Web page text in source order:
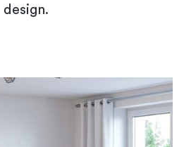
design.